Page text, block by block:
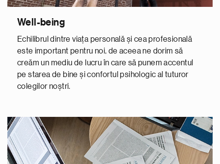
Well-being
Echilibrul dintre viața personală și cea profesională
este important pentru noi, de aceea ne dorim să
creăm un mediu de lucru în care să punem accentul
pe starea de bine și confortul psihologic al tuturor
colegilor noștri.